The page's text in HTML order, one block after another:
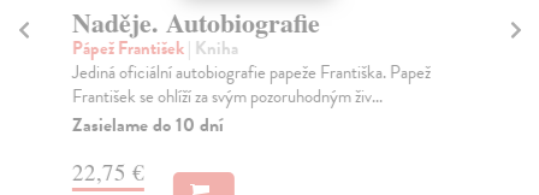
Naděje. Autobiografie
Pápež František| Kniha
Jediná oficiální autobiografie papeže Františka. Papež
František se ohlíží za svým pozoruhodným živ...
Zasielame do 10 dní
22,75 €